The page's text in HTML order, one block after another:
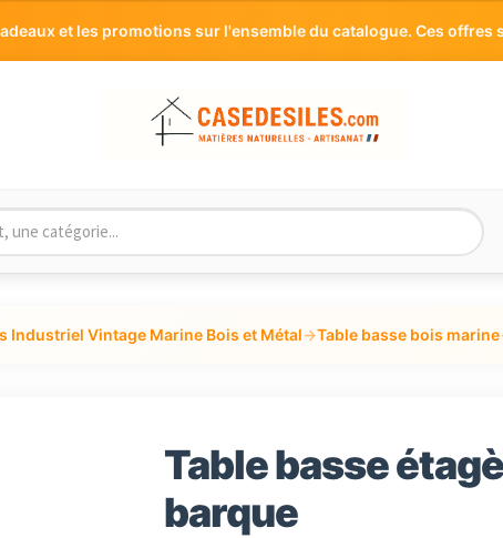
et les promotions sur l'ensemble du catalogue. Ces
Industriel Vintage Marine Bois et Métal→Table basse bois marine
Table basse
barque